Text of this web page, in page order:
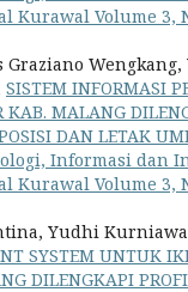
Kurawal Volume 3,
Graziano
SISTEM INFORMASI
KAB. MALANG
DAN LETAK
Informasi dan
Kurawal Volume 3,
Yudhi
SYSTEM UNTUK
DILENGKAPI